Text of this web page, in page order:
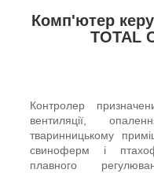
Комп'ютер
TOTAL
Контролер
вентиляції,
тваринницькому
свиноферм і
плавного